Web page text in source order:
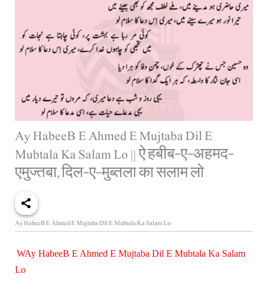
Ay HabeeB E Ahmed E Mujtaba Dil E
Mubtala Ka Salam Lo || ऐ हबीब-ए-अहमद-
एमुज्तबा, दिल-ए-मुब्तला का सलाम लो
Ay HabeeB E Ahmed E Mujtaba Dil E Mubtala Ka Salam Lo
WAy HabeeB E Ahmed E Mujtaba Dil E Mubtala Ka Salam
Lo